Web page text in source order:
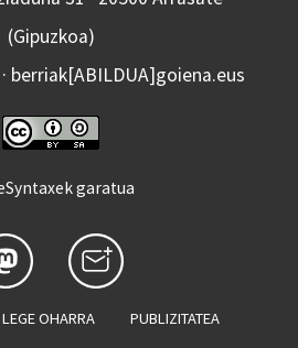
(Gipuzkoa)
berriak[ABILDUA]goiena.eus
garatua
LEGE OHARRA PUBLIZITATEA